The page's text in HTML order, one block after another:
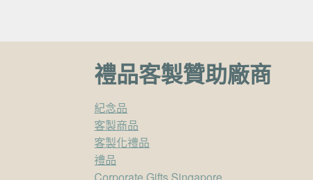
禮品客製贊助廠商
紀念品
客製商品
客製化禮品
禮品
Corporate Gifts Singapore